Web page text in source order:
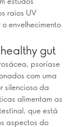
raios UV
envelhecimento
gut
psoríase
com uma
silencioso da
alimentam as
que está
aspectos do